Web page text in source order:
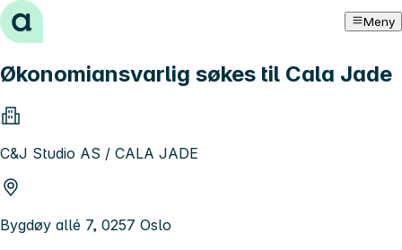
Hopp til innhold Meny
Økonomiansvarlig søkes til Cala Jade
C&J Studio AS / CALA JADE
Bygdøy allé 7, 0257 Oslo